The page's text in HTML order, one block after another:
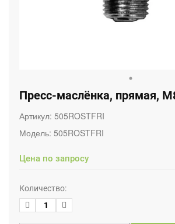
Пресс-маслёнка, прямая,
Артикул: 505ROSTFRI
Модель: 505ROSTFRI
Цена по запросу
Количество: